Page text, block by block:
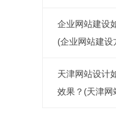
企业网站建设
(企业网站建设
天津网站设计
效果？(天津网